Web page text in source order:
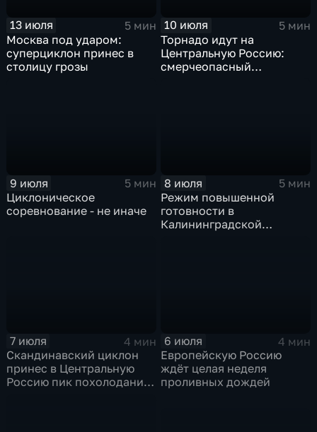
13 июля
5 мин
Москва под ударом:
суперциклон принес в
столицу грозы
10 июля
5 мин
Торнадо идут на
Центральную Россию:
смерчеопасный
9 июля
5 мин
Циклоническое
соревнование - не иначе
8 июля
5 мин
Режим повышенной
готовности в
Калининградской
7 июля
4 мин
Скандинавский циклон
принес в Центральную
Россию пик похолодания
6 июля
4 мин
Европейскую Россию
ждёт целая неделя
проливных дождей